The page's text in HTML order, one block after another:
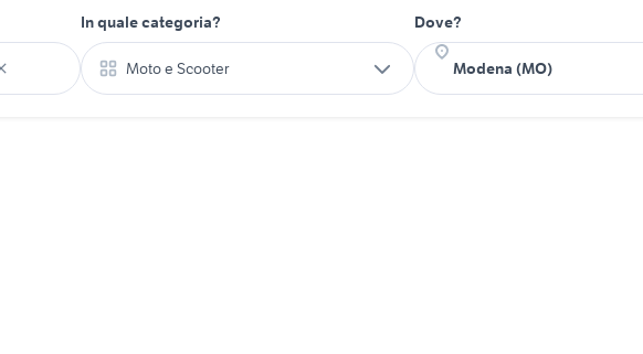
In quale categoria?
Moto e Scooter
Dove?